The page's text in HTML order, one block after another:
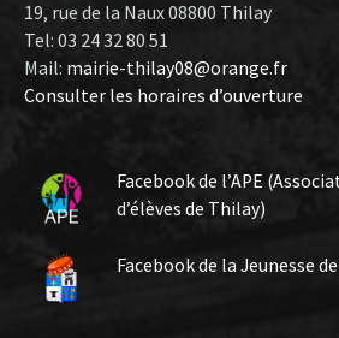
19, rue de la Naux 08800 Thilay
Tel: 03 24 32 80 51
Mail: mairie-thilay08@orange.fr
Consulter les horaires d’ouverture
Facebook de l’APE
d’élèves de Thilay)
Facebook de la Jeunesse